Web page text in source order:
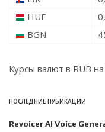
HUF
BGN
Курсы валют в RUB
ПОСЛЕДНИЕ ПУБИКАЦИИ
Revoicer AI Voice